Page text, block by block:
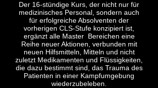
Der 16-stündige Kurs, der nicht nur für
medizinisches Personal, sondern auch
für erfolgreiche Absolventen der
vorherigen CLS-Stufe konzipiert ist,
ergänzt alle Master Bereichen eine
Reihe neuer Aktionen, verbunden mit
neuen Hilfsmitteln, Mitteln und nicht
zuletzt Medikamenten und Flüssigkeiten,
die dazu bestimmt sind, das Trauma des
Patienten in einer Kampfumgebung
wiederzubeleben.